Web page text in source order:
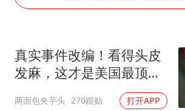
中医教你一招提
“新疆阿勒泰八
真实事件改编！看得头皮
发麻，这才是美国最顶级
两面包夹芋头 270跟贴 打开APP